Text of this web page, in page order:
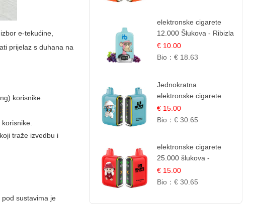
e-tekućine,
prijelaz s duhana na
korisnike.
traže izvedbu i
sustavima je
elektronske cigarete
12.000 Šlukova - Ribizla
i Grožđe | Elegantna
Voćna Kombinacija
€ 10.00
Bio： € 18.63
Jednokratna
elektronske cigarete
25.000 Puffova - Kupina
& Borovnica | Šumska
€ 15.00
Bio： € 30.65
elektronske cigarete
25.000 šlukova -
Lubenica Led |
Osježavajući Ljetni
€ 15.00
Bio： € 30.65